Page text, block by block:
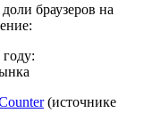
браузеров на
(источнике